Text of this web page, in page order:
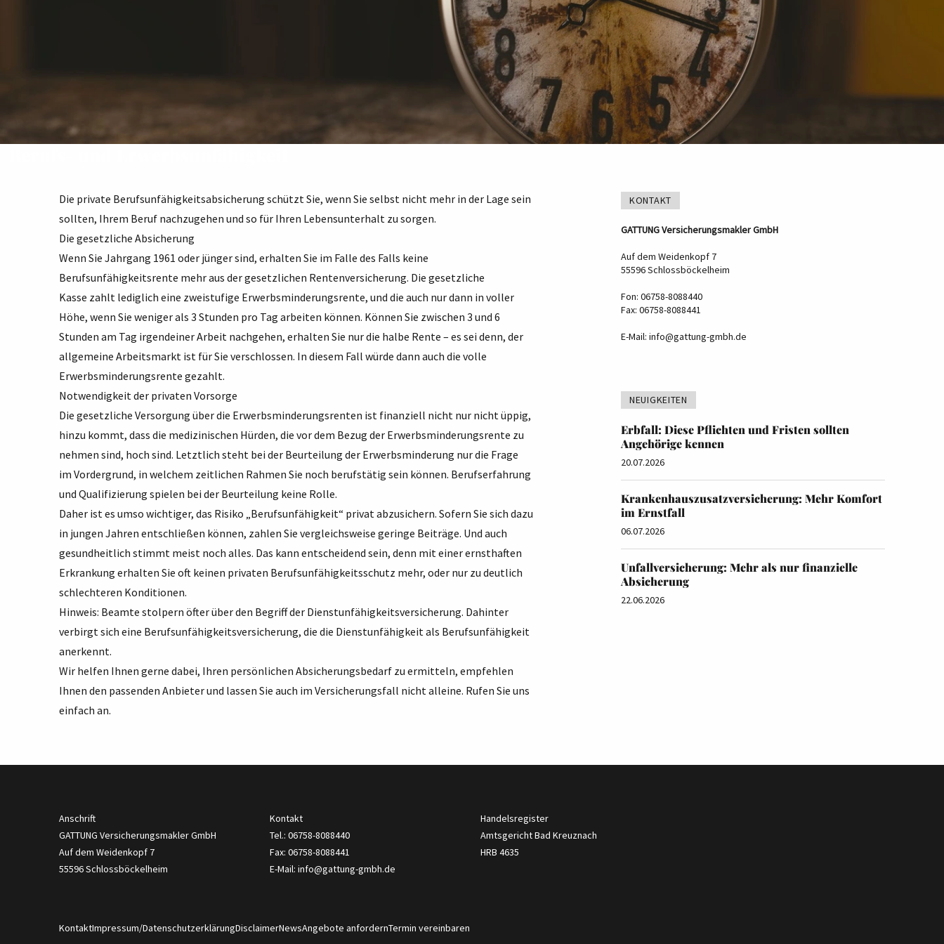
Die private Berufsunfähigkeitsabsicherung schützt Sie, wenn Sie selbst nicht mehr in der Lage sein
sollten, Ihrem Beruf nachzugehen und so für Ihren Lebensunterhalt zu sorgen.
Die gesetzliche Absicherung
Wenn Sie Jahrgang 1961 oder jünger sind, erhalten Sie im Falle des Falls keine
Berufsunfähigkeitsrente mehr aus der gesetzlichen Rentenversicherung. Die gesetzliche
Kasse zahlt lediglich eine zweistufige Erwerbsminderungsrente, und die auch nur dann in voller
Höhe, wenn Sie weniger als 3 Stunden pro Tag arbeiten können. Können Sie zwischen 3 und 6
Stunden am Tag irgendeiner Arbeit nachgehen, erhalten Sie nur die halbe Rente – es sei denn, der
allgemeine Arbeitsmarkt ist für Sie verschlossen. In diesem Fall würde dann auch die volle
Erwerbsminderungsrente gezahlt.
Notwendigkeit der privaten Vorsorge
Die gesetzliche Versorgung über die Erwerbsminderungsrenten ist finanziell nicht nur nicht üppig,
hinzu kommt, dass die medizinischen Hürden, die vor dem Bezug der Erwerbsminderungsrente zu
nehmen sind, hoch sind. Letztlich steht bei der Beurteilung der Erwerbsminderung nur die Frage
im Vordergrund, in welchem zeitlichen Rahmen Sie noch berufstätig sein können. Berufserfahrung
und Qualifizierung spielen bei der Beurteilung keine Rolle.
Daher ist es umso wichtiger, das Risiko „Berufsunfähigkeit“ privat abzusichern. Sofern Sie sich dazu
in jungen Jahren entschließen können, zahlen Sie vergleichsweise geringe Beiträge. Und auch
gesundheitlich stimmt meist noch alles. Das kann entscheidend sein, denn mit einer ernsthaften
Erkrankung erhalten Sie oft keinen privaten Berufsunfähigkeitsschutz mehr, oder nur zu deutlich
schlechteren Konditionen.
Hinweis: Beamte stolpern öfter über den Begriff der Dienstunfähigkeitsversicherung. Dahinter
verbirgt sich eine Berufsunfähigkeitsversicherung, die die Dienstunfähigkeit als Berufsunfähigkeit
anerkennt.
Wir helfen Ihnen gerne dabei, Ihren persönlichen Absicherungsbedarf zu ermitteln, empfehlen
Ihnen den passenden Anbieter und lassen Sie auch im Versicherungsfall nicht alleine. Rufen Sie uns
einfach an.
KONTAKT
GATTUNG Versicherungsmakler GmbH
Auf dem Weidenkopf 7
55596 Schlossböckelheim
Fon: 06758-8088440
Fax: 06758-8088441
E-Mail: info@gattung-gmbh.de
NEUIGKEITEN
Erbfall: Diese Pflichten und Fristen sollten
Angehörige kennen
20.07.2026
Krankenhauszusatzversicherung: Mehr Komfort
im Ernstfall
06.07.2026
Unfallversicherung: Mehr als nur finanzielle
Absicherung
22.06.2026
Anschrift
GATTUNG Versicherungsmakler GmbH
Auf dem Weidenkopf 7
55596 Schlossböckelheim
Kontakt
Tel.: 06758-8088440
Fax: 06758-8088441
E-Mail: info@gattung-gmbh.de
Handelsregister
Amtsgericht Bad Kreuznach
HRB 4635
KontaktImpressum/DatenschutzerklärungDisclaimerNewsAngebote anfordernTermin vereinbaren